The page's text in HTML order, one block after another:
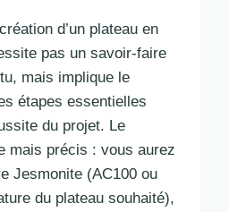
d’un plateau en
pas un savoir-faire
mais implique le
étapes essentielles
du projet. Le
mais précis : vous aurez
Jesmonite (AC100 ou
du plateau souhaité),